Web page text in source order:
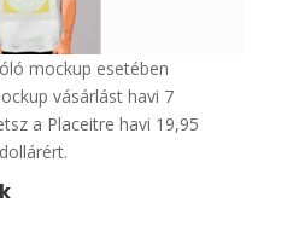
mockup esetében
vásárlást havi 7
a Placeitre havi 19,95